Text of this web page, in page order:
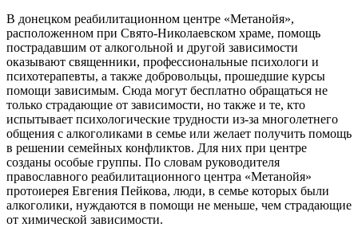
В донецком реабилитационном центре «Метанойя»,
расположенном при Свято-Николаевском храме, помощь
пострадавшим от алкогольной и другой зависимости
оказывают священники, профессиональные психологи и
психотерапевты, а также добровольцы, прошедшие курсы
помощи зависимым. Сюда могут бесплатно обращаться не
только страдающие от зависимости, но также и те, кто
испытывает психологические трудности из-за многолетнего
общения с алкоголиками в семье или желает получить помощь
в решении семейных конфликтов. Для них при центре
созданы особые группы. По словам руководителя
православного реабилитационного центра «Метанойя»
протоиерея Евгения Пейкова, люди, в семье которых были
алкоголики, нуждаются в помощи не меньше, чем страдающие
от химической зависимости.